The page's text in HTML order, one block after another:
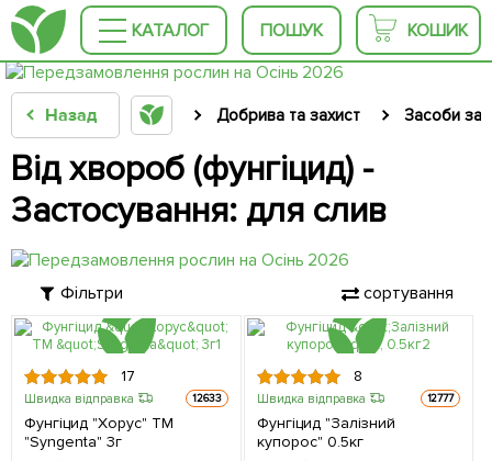
КАТАЛОГ ПОШУК КОШИК
Назад Добрива та захист Засоби
Від хвороб (фунгіцид) -
Застосування: для слив
Фільтри сортування
17
Швидка відправка 12633
Фунгіцид "Хорус" ТМ
"Syngenta" 3г
8
Швидка відправка 12777
Фунгіцид "Залізний
купорос" 0.5кг